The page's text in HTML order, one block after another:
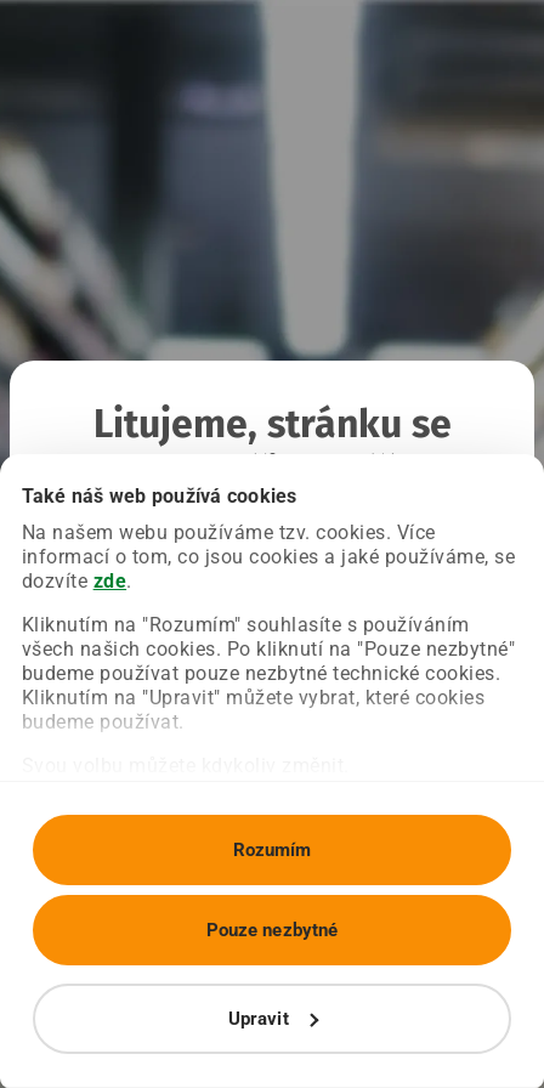
Také náš web používá cookies
Na našem webu používáme tzv. cookies. Více
informací o tom, co jsou cookies a jaké používáme, se
dozvíte zde.
Kliknutím na "Rozumím" souhlasíte s používáním
všech našich cookies. Po kliknutí na "Pouze nezbytné"
budeme používat pouze nezbytné technické cookies.
Kliknutím na "Upravit" můžete vybrat, které cookies
budeme používat.
Rozumím
Upravit
Pouze nezbytné
Litujeme, stránku se
Chyba nastala na naší straně a už ji opravujeme.
Zkuste prosím znovu načíst požadovanou stránku.
Obnovit stránku Úvodní strana